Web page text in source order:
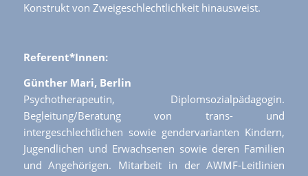
Konstrukt von Zweigeschlechtlichkeit hinausweist.
Referent*Innen:
Günther Mari, Berlin
Psychotherapeutin, Diplomsozialpädagogin.
Begleitung/Beratung von trans- und
intergeschlechtlichen sowie gendervarianten Kindern,
Jugendlichen und Erwachsenen sowie deren Familien
und Angehörigen. Mitarbeit in der AWMF-Leitlinien